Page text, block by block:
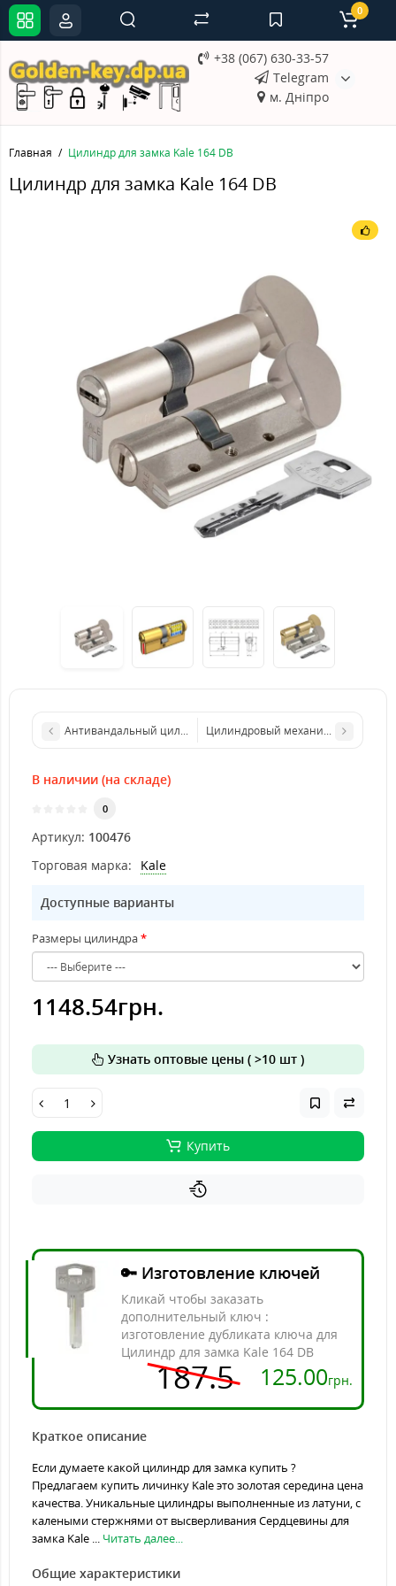
+38 (067) 630-33-57
Telegram
м. Дніпро
0
Главная Цилиндр для замка Kale 164 DB
Цилиндр для замка Kale 164 DB
Антивандальный цилиндр TOKOZ PRO (Чехия) ключ-ключ
Цилиндровый механизм ШЕРЛОК
В наличии (на складе)
0
Артикул: 100476
Торговая марка:
Kale
Доступные варианты
Размеры цилиндра
1148.54грн.
Узнать оптовые цены ( >10 шт )
Купить
🔑 Изготовление ключей
Кликай чтобы заказать
дополнительный ключ :
изготовление дубликата ключа для
Цилиндр для замка Kale 164 DB
125.00грн.
187.5
Краткое описание
Если думаете какой цилиндр для замка купить ?
Предлагаем купить личинку Kale это золотая середина цена
качества. Уникальные цилиндры выполненные из латуни, с
калеными стержнями от высверливания Сердцевины для
замка Kale ... Читать далее...
Общие характеристики